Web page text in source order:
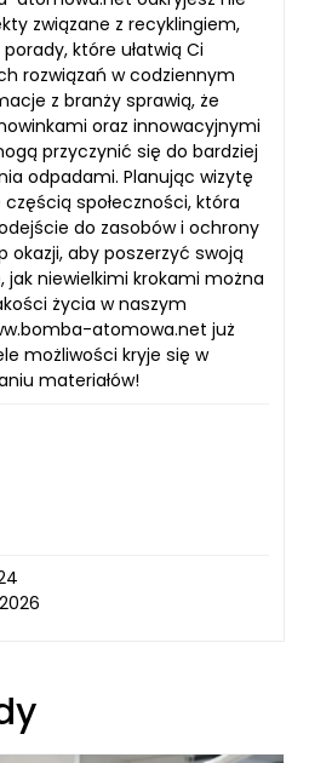
związane z recyklingiem,
które ułatwią Ci
rozwiązań w codziennym
z branży sprawią, że
oraz innowacyjnymi
przyczynić się do bardziej
odpadami. Planując wizytę
społeczności, która
do zasobów i ochrony
okazji, aby poszerzyć swoją
jak niewielkimi krokami można
życia w naszym
atomowa.net już
możliwości kryje się w
materiałów!